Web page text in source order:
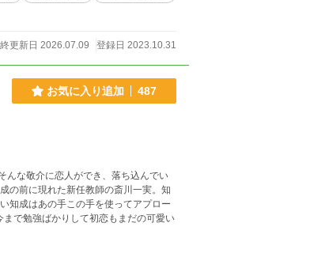
更新日 2026.07.09 登録日 2023.10.31
お気に入り追加 487
んな敬介に恋人ができ、落ち込んでい
の前に現れた新任教師の斎川一実。知
知成はあの手この手を使ってアプロー